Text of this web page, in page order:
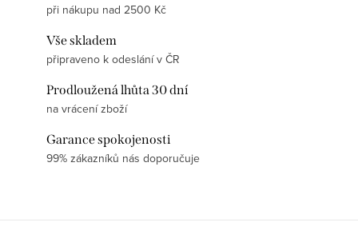
při nákupu nad 2500 Kč
Vše skladem
připraveno k odeslání v ČR
Prodloužená lhůta 30 dní
na vrácení zboží
Garance spokojenosti
99% zákazníků nás doporučuje